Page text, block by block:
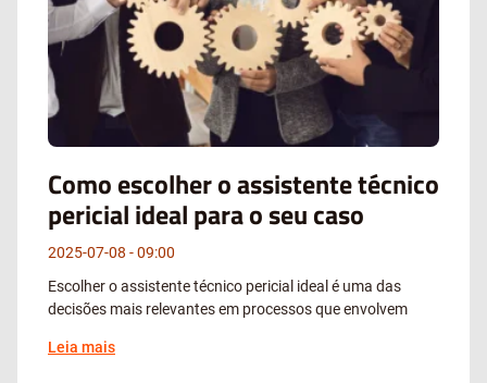
Como escolher o assistente técnico
pericial ideal para o seu caso
2025-07-08
09:00
Escolher o assistente técnico pericial ideal é uma das
decisões mais relevantes em processos que envolvem
Leia mais